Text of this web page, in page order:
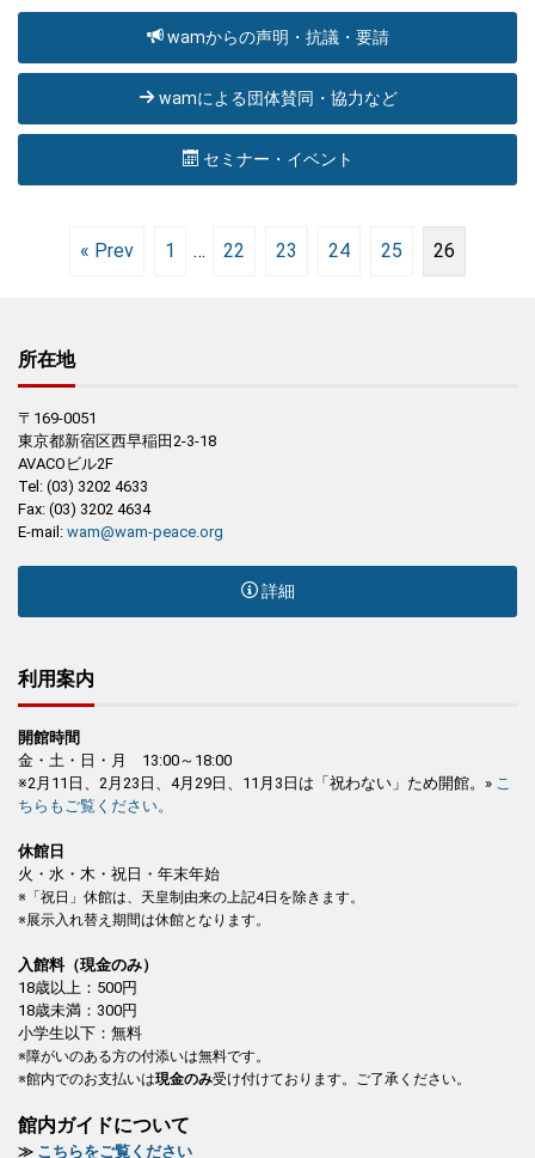
wamからの声明・抗議・要請
wamによる団体賛同・協力など
セミナー・イベント
« Prev 1 … 22 23 24 25 26
所在地
〒169-0051
東京都新宿区西早稲田2-3-18
AVACOビル2F
Tel: (03) 3202 4633
Fax: (03) 3202 4634
E-mail: wam@wam-peace.org
詳細
利用案内
開館時間
金・土・日・月 13:00～18:00
※2月11日、2月23日、4月29日、11月3日は「祝わない」ため開館。» こ
ちらもご覧ください。
休館日
火・水・木・祝日・年末年始
※「祝日」休館は、天皇制由来の上記4日を除きます。
※展示入れ替え期間は休館となります。
入館料（現金のみ）
18歳以上：500円
18歳未満：300円
小学生以下：無料
※障がいのある方の付添いは無料です。
※館内でのお支払いは現金のみ受け付けております。ご了承ください。
館内ガイドについて
≫ こちらをご覧ください